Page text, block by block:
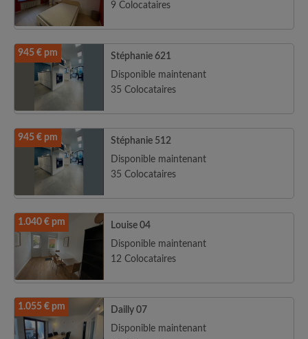
9 Colocataires
945 € pm
Stéphanie 621
Disponible maintenant
35 Colocataires
945 € pm
Stéphanie 512
Disponible maintenant
35 Colocataires
1.040 € pm
Louise 04
Disponible maintenant
12 Colocataires
1.055 € pm
Dailly 07
Disponible maintenant